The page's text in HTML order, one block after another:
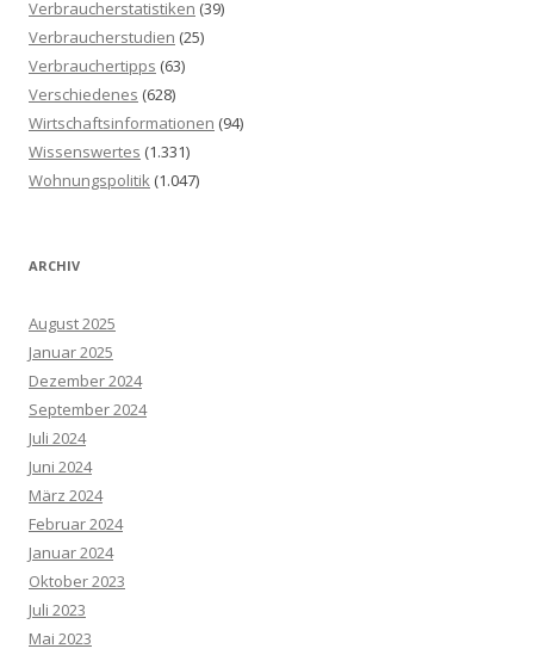
Verbraucherstatistiken (39)
Verbraucherstudien (25)
Verbrauchertipps (63)
Verschiedenes (628)
Wirtschaftsinformationen (94)
Wissenswertes (1.331)
Wohnungspolitik (1.047)
ARCHIV
August 2025
Januar 2025
Dezember 2024
September 2024
Juli 2024
Juni 2024
März 2024
Februar 2024
Januar 2024
Oktober 2023
Juli 2023
Mai 2023